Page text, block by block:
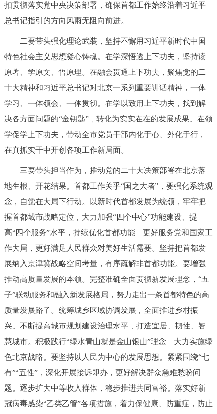
扣贯彻落实党中央决策部署，确保首都工作始终沿着习近平
总书记指引的方向风雨无阻向前进。
二要带头强化理论武装，坚持不懈用习近平新时代中国
特色社会主义思想凝心铸魂。在学深悟透上下功夫，坚持读
原著、学原文、悟原理。在融会贯通上下功夫，聚焦党的二
十大精神和习近平总书记对北京一系列重要讲话精神，一体
学习、一体领会、一体贯彻。在学以致用上下功夫，找到解
决各方面问题的“金钥匙”，转化为实实在在的发展成果。在领
学促学上下功夫，带动全市党员干部内化于心、外化于行，
在真抓实干中开创各项工作新局面。
三要带头担当作为，推动党的二十大决策部署在北京落
地生根、开花结果。首都工作关乎“国之大者”，要强化系统观
念，自觉在大局下行动。以新时代首都发展为统领，牢牢把
握首都城市战略定位，大力加强“四个中心”功能建设、提
高“四个服务”水平，持续优化首都功能，更好服务党和国家工
作大局，更好满足人民群众对美好生活需要。坚持把首都发
展纳入京津冀战略空间考量，有序疏解非首都功能。要增强
推动高质量发展的本领。完整准确全面贯彻新发展理念，“五
子”联动服务和融入新发展格局，努力走出一条首都特色的高
质量发展路子。统筹城乡区域协调发展，全面推进乡村振
兴。不断提高城市规划建设治理水平，打造宜居、韧性、智
慧城市。积极践行“绿水青山就是金山银山”理念，大力实施绿
色北京战略。要坚持以人民为中心的发展思想。紧紧围绕“七
有”“五性”，深化开展接诉即办，更好解决群众急难愁盼问
题。逐步扩大中等收入群体，稳步推进共同富裕。落实好新
冠病毒感染“乙类乙管”各项措施，着力保健康、防重症，防止